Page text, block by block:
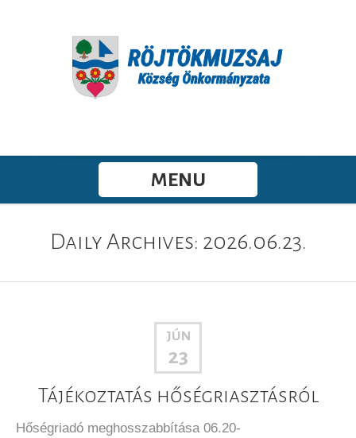
MENU
Daily Archives: 2026.06.23.
JÚN
23
Tájékoztatás hőségriasztásról
Hőségriadó meghosszabbítása 06.20-